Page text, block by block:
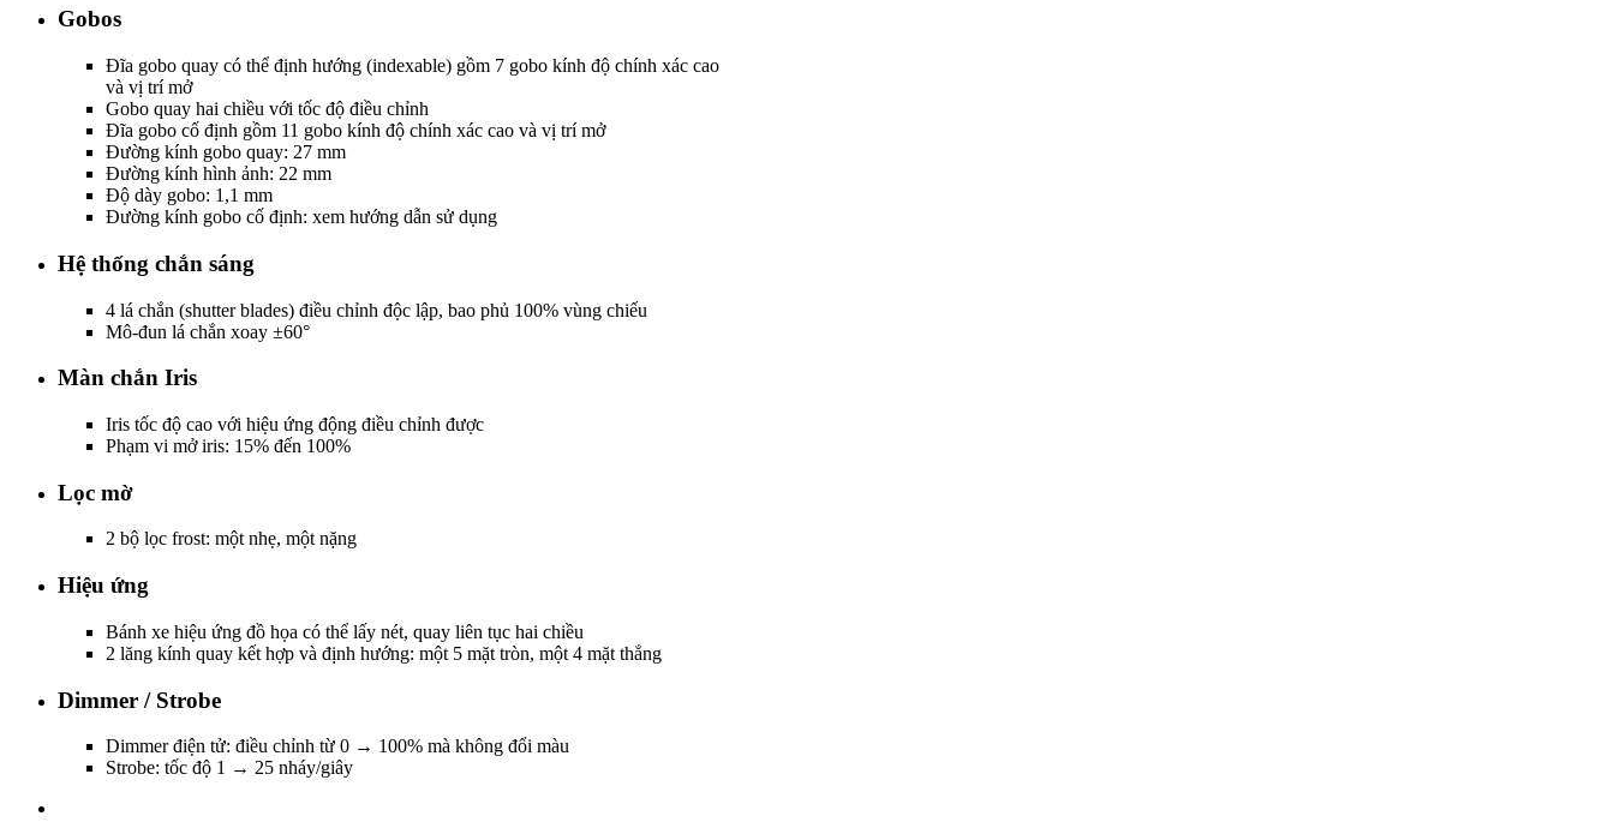
Gobos
Đĩa gobo quay có thể định hướng (indexable) gồm 7 gobo kính độ chính xác cao
và vị trí mở
Gobo quay hai chiều với tốc độ điều chỉnh
Đĩa gobo cố định gồm 11 gobo kính độ chính xác cao và vị trí mở
Đường kính gobo quay: 27 mm
Đường kính hình ảnh: 22 mm
Độ dày gobo: 1,1 mm
Đường kính gobo cố định: xem hướng dẫn sử dụng
Hệ thống chắn sáng
4 lá chắn (shutter blades) điều chỉnh độc lập, bao phủ 100% vùng chiếu
Mô-đun lá chắn xoay ±60°
Màn chắn Iris
Iris tốc độ cao với hiệu ứng động điều chỉnh được
Phạm vi mở iris: 15% đến 100%
Lọc mờ
2 bộ lọc frost: một nhẹ, một nặng
Hiệu ứng
Bánh xe hiệu ứng đồ họa có thể lấy nét, quay liên tục hai chiều
2 lăng kính quay kết hợp và định hướng: một 5 mặt tròn, một 4 mặt thẳng
Dimmer / Strobe
Dimmer điện tử: điều chỉnh từ 0 → 100% mà không đổi màu
Strobe: tốc độ 1 → 25 nháy/giây